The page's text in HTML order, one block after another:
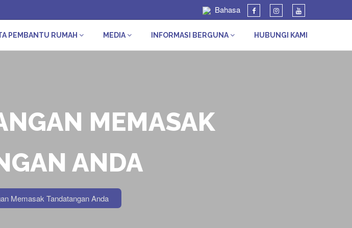
Bahasa
PEMBANTU RUMAH MEDIA INFORMASI BERGUNA HUBUNGI KAMI
MEMASAK
ANDA
Memasak Tandatangan Anda